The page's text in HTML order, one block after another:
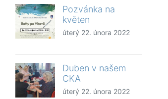
Pozvánka na
květen
úterý 22. února 2022
Duben v našem
CKA
úterý 22. února 2022